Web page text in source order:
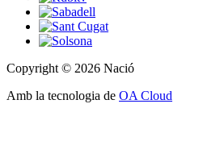
Copyright © 2026 Nació
Amb la tecnologia de OA Cloud